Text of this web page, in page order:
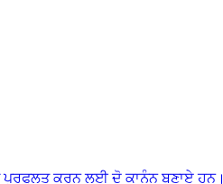
ਪ੍ਰਫੁਲਤ ਕਰਨ ਲਈ ਦੋ ਕਾਨੂੰਨ ਬਣਾਏ ਹਨ।